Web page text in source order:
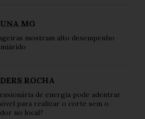
MG
mostram alto desempenho
ROCHA
de energia pode adentrar
para realizar o corte sem o
no local?